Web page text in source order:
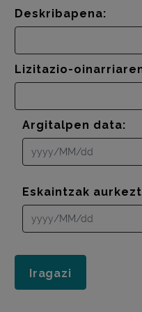
Deskribapena:
Lizitazio-
Argitalpen data:
Eskaintzak